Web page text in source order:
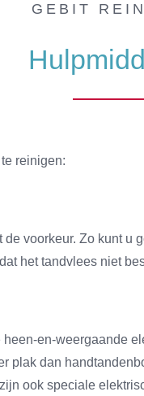
GEBIT
reinigen:
voorkeur. Zo kunt u
het tandvlees niet
en-weergaande
plak dan
ook speciale